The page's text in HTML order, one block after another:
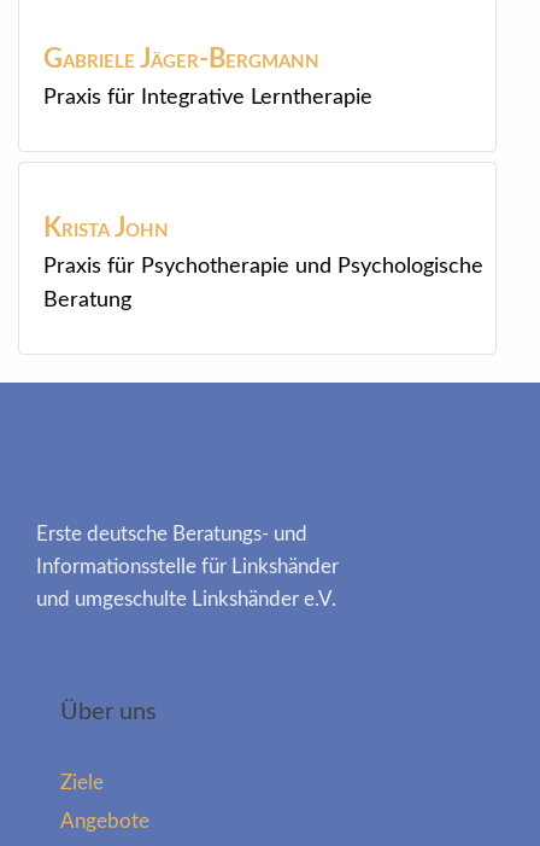
Gabriele Jäger-Bergmann
Praxis für Integrative Lerntherapie
KristaJohn
Praxis für Psychotherapie und Psychologische
Beratung
Erste deutsche Beratungs- und
Informationsstelle für Linkshänder
und umgeschulte Linkshänder e.V.
Über uns
Ziele
Angebote